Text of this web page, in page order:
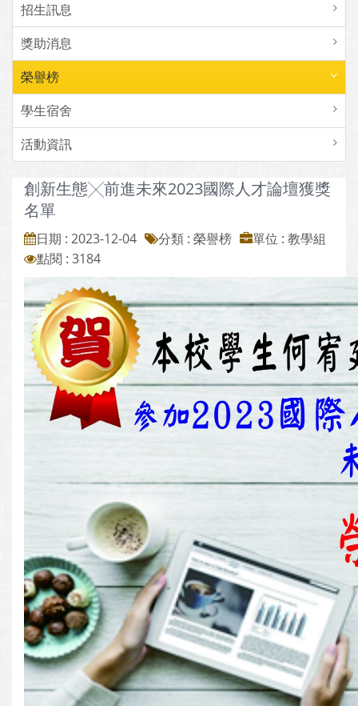
招生訊息
獎助消息
榮譽榜
學生宿舍
活動資訊
創新生態╳前進未來2023國際人才論壇獲獎
名單
日期 : 2023-12-04 分類 : 榮譽榜
單位 : 教學組
點閱 : 3184